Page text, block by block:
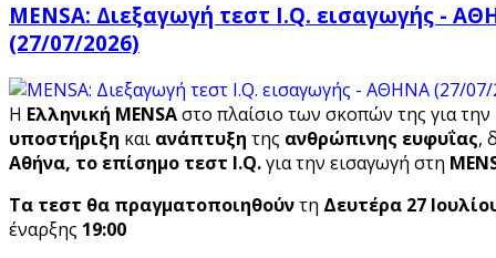
MENSA: Διεξαγωγή τεστ I.Q. εισαγωγής -
(27/07/2026)
Η Ελληνική MENSAστο πλαίσιο των σκοπών της για την
υποστήριξη και ανάπτυξη της ανθρώπινης ευφυΐας,
Αθήνα, το επίσημο τεστ I.Q.για την εισαγωγή στη
Τα τεστ θα πραγματοποιηθούντη Δευτέρα 27
έναρξης 19:00